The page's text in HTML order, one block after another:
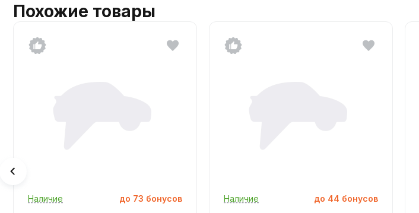
Похожие товары
Наличие до 73 бонусов Наличие до 44 бонусов